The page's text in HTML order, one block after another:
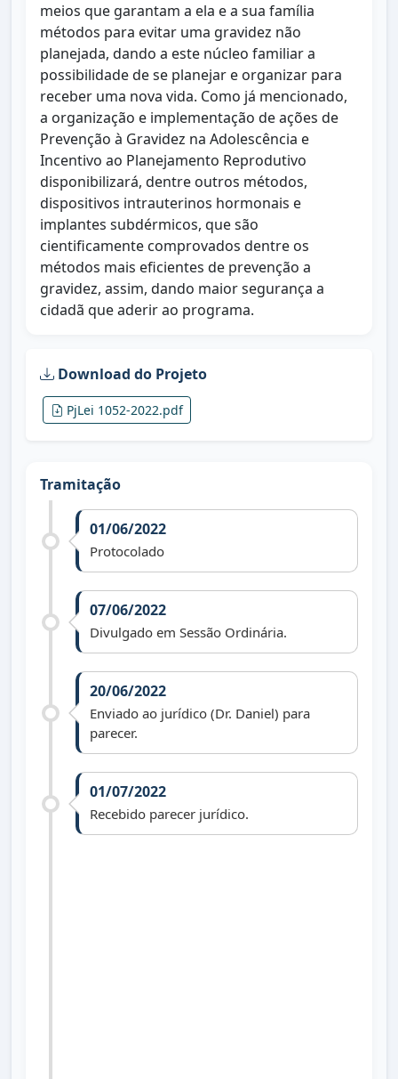
meios que garantam a ela e a sua família
métodos para evitar uma gravidez não
planejada, dando a este núcleo familiar a
possibilidade de se planejar e organizar para
receber uma nova vida. Como já mencionado,
a organização e implementação de ações de
Prevenção à Gravidez na Adolescência e
Incentivo ao Planejamento Reprodutivo
disponibilizará, dentre outros métodos,
dispositivos intrauterinos hormonais e
implantes subdérmicos, que são
cientificamente comprovados dentre os
métodos mais eficientes de prevenção a
gravidez, assim, dando maior segurança a
cidadã que aderir ao programa.
Download do Projeto
PjLei 1052-2022.pdf
Tramitação
01/06/2022
Protocolado
07/06/2022
Divulgado em Sessão Ordinária.
20/06/2022
Enviado ao jurídico (Dr. Daniel) para
parecer.
01/07/2022
Recebido parecer jurídico.